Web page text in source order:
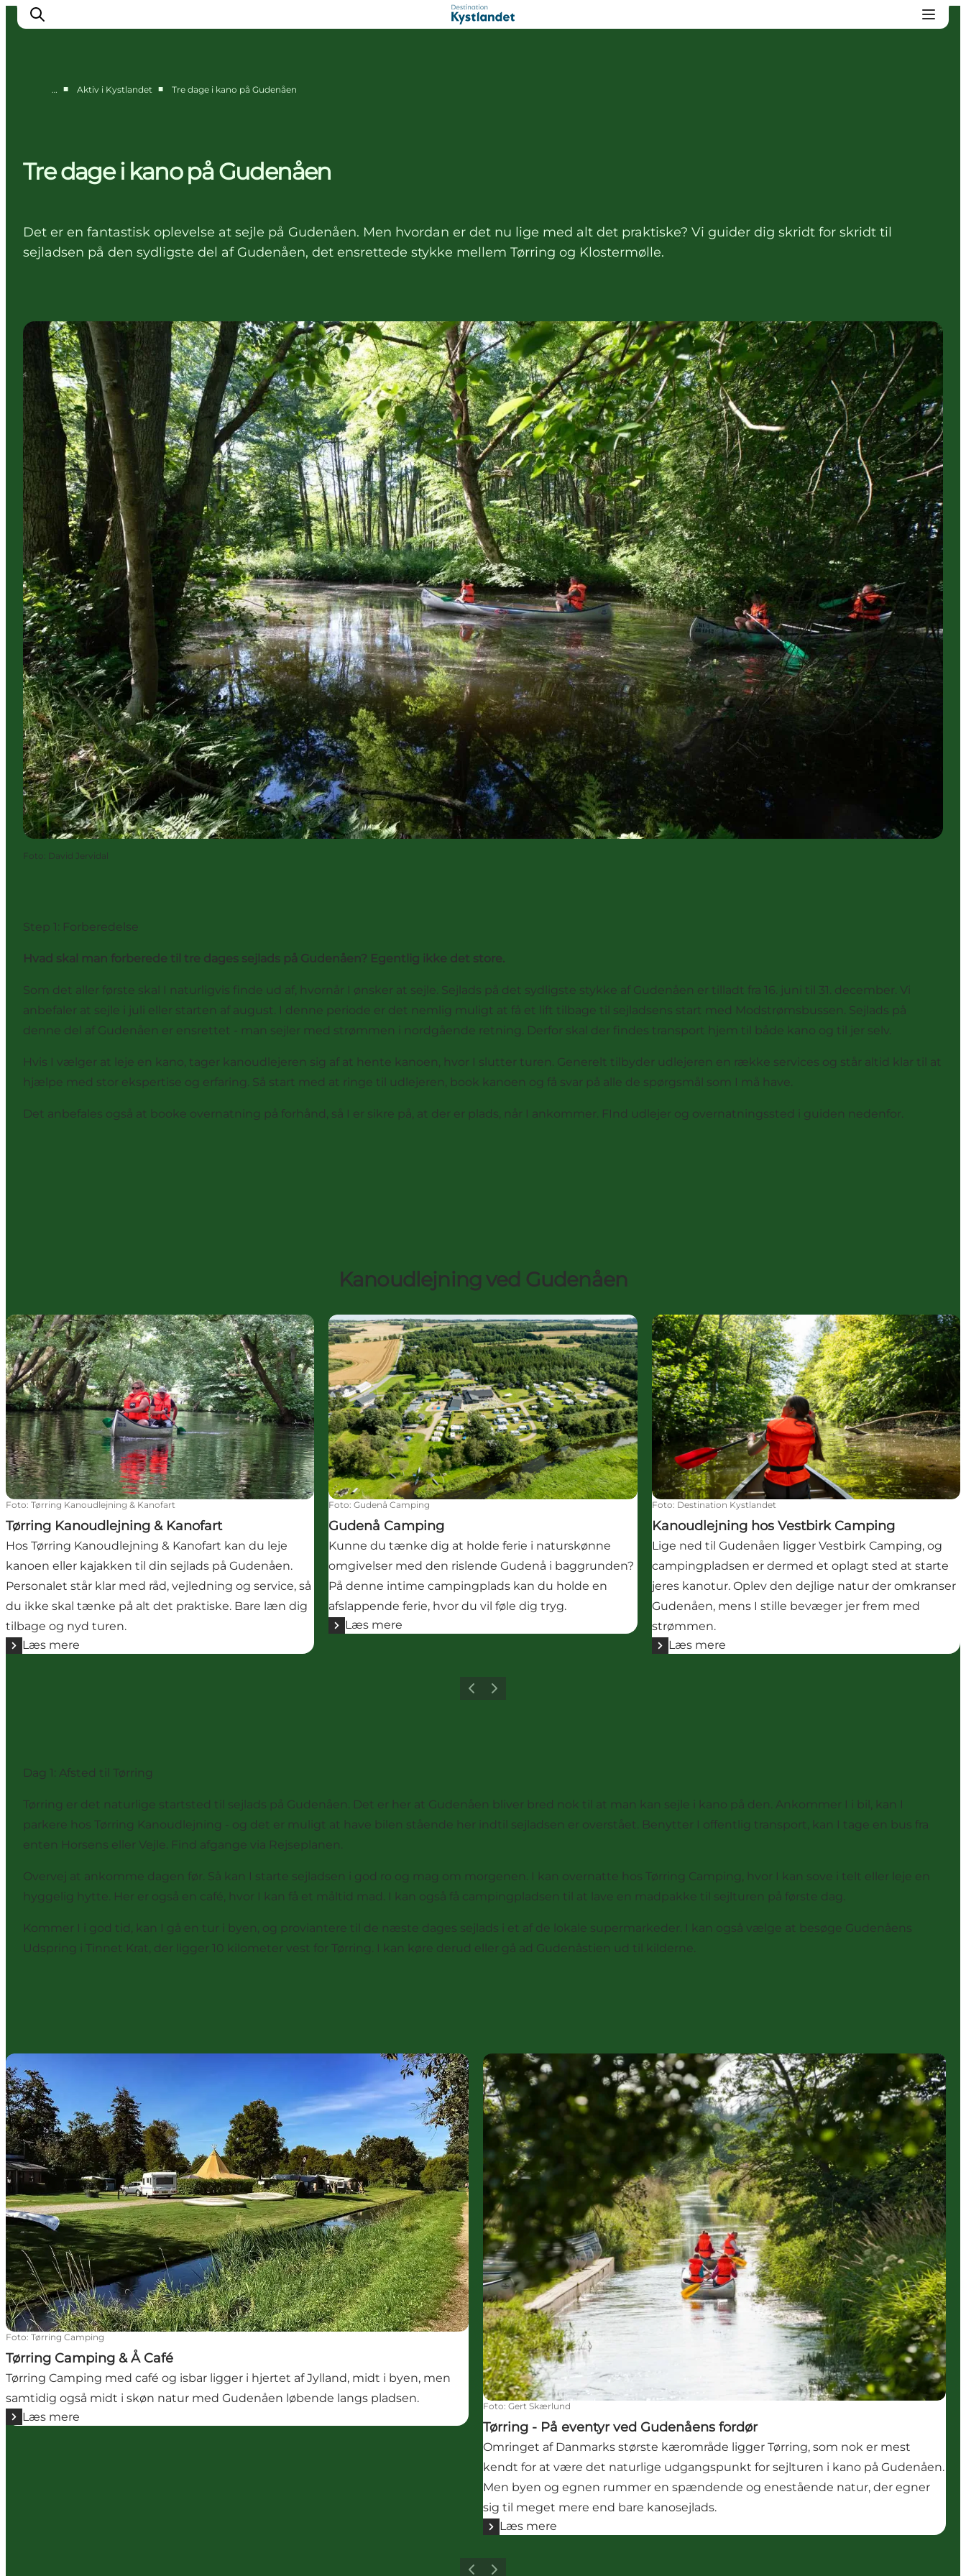
Oplevelser
Overnatning
… ■ Aktiv i Kystlandet ■ Tre dage i kano på Gudenåen
Tre dage i kano på Gudenåen
Det er en fantastisk oplevelse at sejle på Gudenåen. Men hvordan er det nu lige med alt det praktiske? Vi guider dig skridt for skridt til
sejladsen på den sydligste del af Gudenåen, det ensrettede stykke mellem Tørring og Klostermølle.
Foto: David Jervidal
Step 1: Forberedelse
Hvad skal man forberede til tre dages sejlads på Gudenåen? Egentlig ikke det store.
Som det aller første skal I naturligvis finde ud af, hvornår I ønsker at sejle. Sejlads på det sydligste stykke af Gudenåen er tilladt fra 16. juni til 31. december. Vi
anbefaler at sejle i juli eller starten af august. I denne periode er det nemlig muligt at få et lift tilbage til sejladsens start med Modstrømsbussen. Sejlads på
denne del af Gudenåen er ensrettet - man sejler med strømmen i nordgående retning. Derfor skal der findes transport hjem til både kano og til jer selv.
Hvis I vælger at leje en kano, tager kanoudlejeren sig af at hente kanoen, hvor I slutter turen. Generelt tilbyder udlejeren en række services og står altid klar til at
hjælpe med stor ekspertise og erfaring. Så start med at ringe til udlejeren, book kanoen og få svar på alle de spørgsmål som I må have.
Det anbefales også at booke overnatning på forhånd, så I er sikre på, at der er plads, når I ankommer. FInd udlejer og overnatningssted i guiden nedenfor.
Kanoudlejning ved Gudenåen
Tørring Kanoudlejning & Kanofart
Foto: Tørring Kanoudlejning & Kanofart
Tørring Kanoudlejning & Kanofart
Hos Tørring Kanoudlejning & Kanofart kan du leje
kanoen eller kajakken til din sejlads på Gudenåen.
Personalet står klar med råd, vejledning og service, så
du ikke skal tænke på alt det praktiske. Bare læn dig
tilbage og nyd turen.
Læs mere
Gudenå Camping
Foto: Gudenå Camping
Gudenå Camping
Kunne du tænke dig at holde ferie i naturskønne
omgivelser med den rislende Gudenå i baggrunden?
På denne intime campingplads kan du holde en
afslappende ferie, hvor du vil føle dig tryg.
Læs mere
Kanoudlejning hos Vestbirk Camping
Foto: Destination Kystlandet
Kanoudlejning hos Vestbirk Camping
Lige ned til Gudenåen ligger Vestbirk Camping, og
campingpladsen er dermed et oplagt sted at starte
jeres kanotur. Oplev den dejlige natur der omkranser
Gudenåen, mens I stille bevæger jer frem med
strømmen.
Læs mere
ForrigeNæste
Dag 1: Afsted til Tørring
Tørring er det naturlige startsted til sejlads på Gudenåen. Det er her at Gudenåen bliver bred nok til at man kan sejle i kano på den. Ankommer I i bil, kan I
parkere hos Tørring Kanoudlejning - og det er muligt at have bilen stående her indtil sejladsen er overstået. Benytter I offentlig transport, kan I tage en bus fra
enten Horsens eller Vejle. Find afgange via Rejseplanen.
Overvej at ankomme dagen før. Så kan I starte sejladsen i god ro og mag om morgenen. I kan overnatte hos Tørring Camping, hvor I kan sove i telt eller leje en
hyggelig hytte. Her er også en café, hvor I kan få et måltid mad. I kan også få campingpladsen til at lave en madpakke til sejlturen på første dag.
Kommer I i god tid, kan I gå en tur i byen, og proviantere til de næste dages sejlads i et af de lokale supermarkeder. I kan også vælge at besøge Gudenåens
Udspring i Tinnet Krat, der ligger 10 kilometer vest for Tørring. I kan køre derud eller gå ad Gudenåstien ud til kilderne.
Tørring Camping & Å Café
Foto: Tørring Camping
Tørring Camping & Å Café
Tørring Camping med café og isbar ligger i hjertet af Jylland, midt i byen, men
samtidig også midt i skøn natur med Gudenåen løbende langs pladsen.
Læs mere
Tørring - På eventyr ved Gudenåens fordør
Foto: Gert Skærlund
Tørring - På eventyr ved Gudenåens fordør
Omringet af Danmarks største kærområde ligger Tørring, som nok er mest
kendt for at være det naturlige udgangspunkt for sejlturen i kano på Gudenåen.
Men byen og egnen rummer en spændende og enestående natur, der egner
sig til meget mere end bare kanosejlads.
Læs mere